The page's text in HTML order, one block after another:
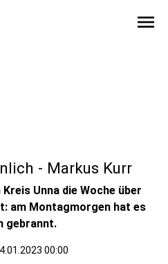
menu
- Markus Kurr
Unna die Woche über
am Montagmorgen hat es
gebrannt.
00:00